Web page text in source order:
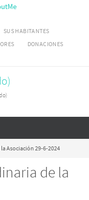
SUS HABITANTES
DONACIONES
Asociación 29-6-2024
de la